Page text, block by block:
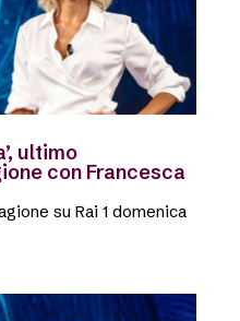
ultimo
con Francesca
su Rai 1 domenica